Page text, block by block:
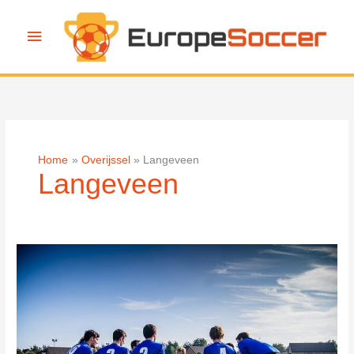
Hoofdmenu
Home Overijssel Langeveen
Langeveen